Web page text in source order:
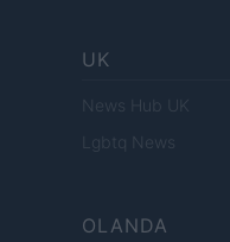
UK
News Hub UK
Lgbtq News
OLANDA